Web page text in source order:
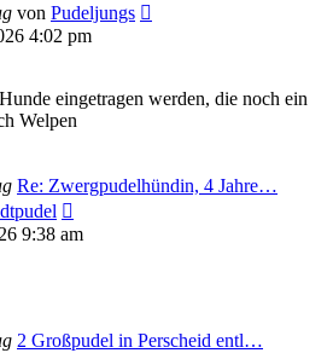
von Pudeljungs
4:02 pm
eingetragen werden, die noch ein
Welpen
Re: Zwergpudelhündin, 4 Jahre…
Beitrag
9:38 am
2 Großpudel in Perscheid entl…